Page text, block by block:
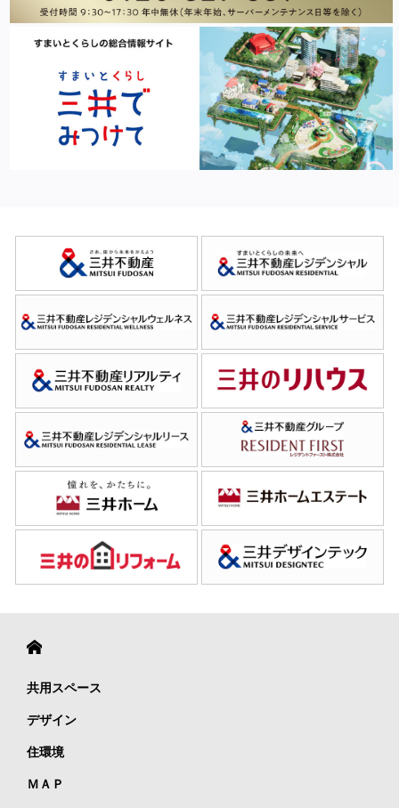
共用スペース
デザイン
住環境
ＭＡＰ